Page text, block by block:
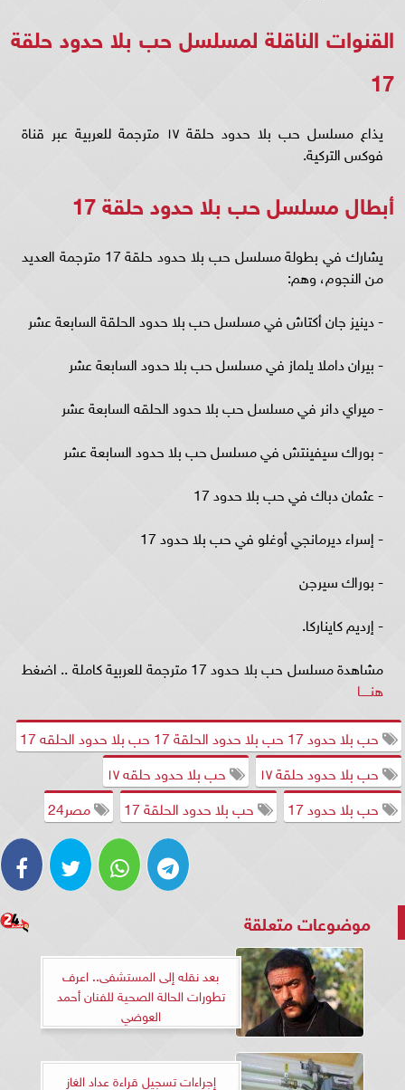
القنوات الناقلة لمسلسل حب بلا حدود حلقة
17
يذاع مسلسل حب بلا حدود حلقة ١٧ مترجمة للعربية عبر قناة
فوكس التركية.
أبطال مسلسل حب بلا حدود حلقة 17
يشارك في بطولة مسلسل حب بلا حدود حلقة 17 مترجمة العديد
من النجوم، وهم:
- دينيز جان أكتاش في مسلسل حب بلا حدود الحلقة السابعة عشر
- بيران داملا يلماز في مسلسل حب بلا حدود السابعة عشر
- ميراي دانر في مسلسل حب بلا حدود الحلقه السابعة عشر
- بوراك سيفينتش في مسلسل حب بلا حدود السابعة عشر
- عثمان دباك في حب بلا حدود 17
- إسراء ديرمانجي أوغلو في حب بلا حدود 17
- بوراك سيرجن
- إرديم كايناركا.
مشاهدة مسلسل حب بلا حدود 17 مترجمة للعربية كاملة .. اضغط
هنـــــا
حب بلا حدود 17 حب بلا حدود الحلقة 17 حب بلا حدود الحلقه 17
حب بلا حدود حلقة ١٧
حب بلا حدود حلقه ١٧
حب بلا حدود 17
حب بلا حدود الحلقة 17 مصر24
موضوعات متعلقة
بعد نقله إلى المستشفى.. اعرف
تطورات الحالة الصحية للفنان أحمد
العوضي
إجراءات تسجيل قراءة عداد الغاز